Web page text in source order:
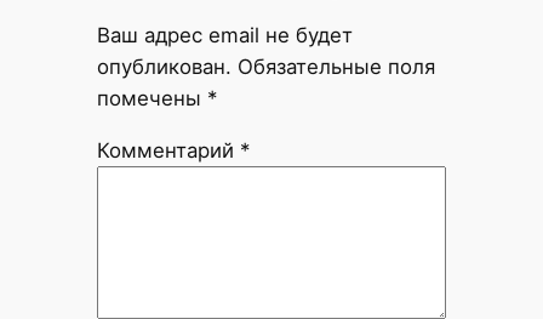
Ваш адрес email не будет
опубликован. Обязательные поля
помечены *
Комментарий *